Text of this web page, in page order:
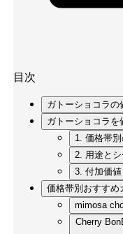
目次
ガトーショコラの
ガトーショコラを
1. 価格帯
2. 用途と
3. 付加価
価格帯別おすすめ
mimosa
Cherry